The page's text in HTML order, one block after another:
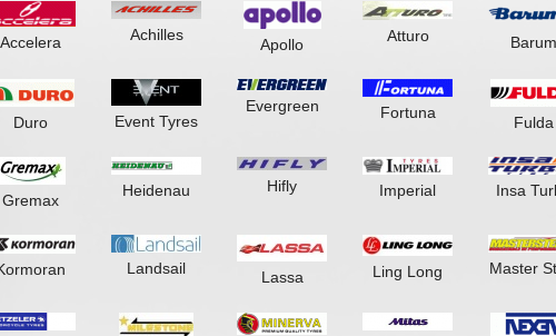
Accelera Achilles
Apollo Atturo Barum
Duro Event Tyres
Evergreen Fortuna
Fulda
Gremax
Heidenau Hifly Imperial Insa
Landsail Lassa Ling Long Master